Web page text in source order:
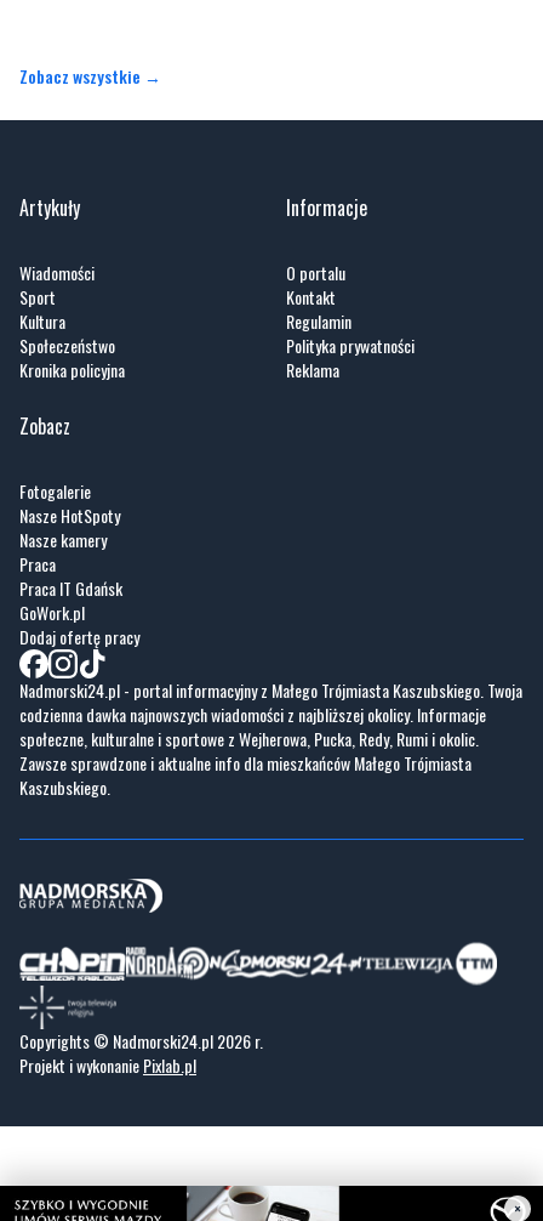
Artykuły
Wiadomości
Sport
Społeczeństwo
Informacje
O portalu
Kontakt
Zobacz
Fotogalerie
Nasze HotSpoty
Nasze kamery
Praca
Praca IT Gdańsk
GoWork.pl
Dodaj ofertę pracy
Nadmorski24.pl - portal informacyjny z Małego Trójmiasta Kaszubskiego. Twoja
codzienna dawka najnowszych wiadomości z najbliższej okolicy. Informacje
Copyrights © Nadmorski24.pl 2026 r.
×